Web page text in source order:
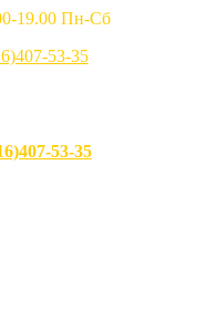
19.00 Пн-Сб
53-35
53-35